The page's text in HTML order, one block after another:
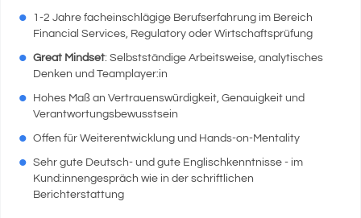
1-2 Jahre facheinschlägige Berufserfahrung im Bereich
Financial Services, Regulatory oder Wirtschaftsprüfung
Great Mindset: Selbstständige Arbeitsweise, analytisches
Denken und Teamplayer:in
Hohes Maß an Vertrauenswürdigkeit, Genauigkeit und
Verantwortungsbewusstsein
Offen für Weiterentwicklung und Hands-on-Mentality
Sehr gute Deutsch- und gute Englischkenntnisse - im
Kund:innengespräch wie in der schriftlichen
Berichterstattung